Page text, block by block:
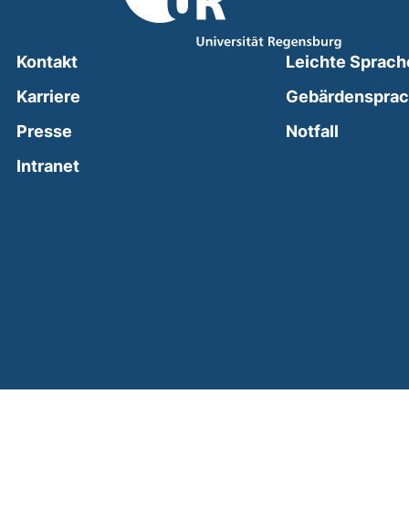
Kontakt
Karriere
Presse
Intranet(external link, opens in a new window)
Leichte
Notfall